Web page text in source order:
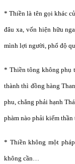
* Thiền là tên gọi khác
đâu xa, vốn hiện hữu
mình lợi người, phổ độ
* Thiền tông không phụ
thành thì đồng hàng
phu, chẳng phải hạnh
phàm nào phải kiếm
* Thiền không một
không cần…